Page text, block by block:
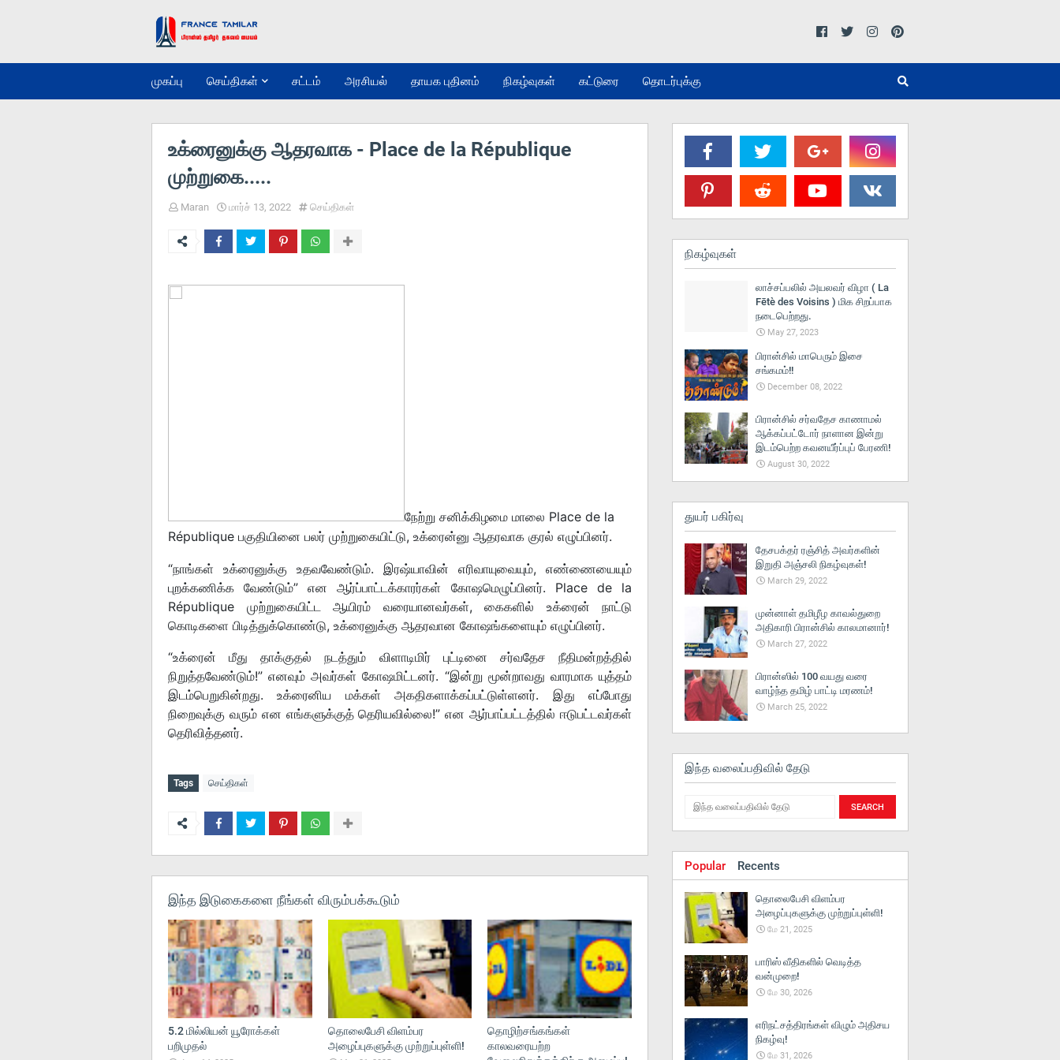
முகப்பு செய்திகள் சட்டம் அரசியல் தாயக புதினம் நிகழ்வுகள் கட்டுரை தொடர்புக்கு
உக்ரைனுக்கு ஆதரவாக - Place de la République
முற்றுகை.....
Maran மார்ச் 13, 2022 செய்திகள்
நேற்று சனிக்கிழமை மாலை Place de la
République பகுதியினை பலர் முற்றுகையிட்டு, உக்ரைன்னு ஆதரவாக குரல் எழுப்பினர்.
“நாங்கள் உக்ரைனுக்கு உதவவேண்டும். இரஷ்யாவின் எரிவாயுவையும், எண்ணையையும்
புறக்கணிக்க வேண்டும்” என ஆர்ப்பாட்டக்காரர்கள் கோஷமெழுப்பினர். Place de la
République முற்றுகையிட்ட ஆயிரம் வரையானவர்கள், கைகளில் உக்ரைன் நாட்டு
கொடிகளை பிடித்துக்கொண்டு, உக்ரைனுக்கு ஆதரவான கோஷங்களையும் எழுப்பினர்.
“உக்ரைன் மீது தாக்குதல் நடத்தும் விளாடிமிர் புட்டினை சர்வதேச நீதிமன்றத்தில்
நிறுத்தவேண்டும்!” எனவும் அவர்கள் கோஷமிட்டனர். “இன்று மூன்றாவது வாரமாக யுத்தம்
இடம்பெறுகின்றது. உக்ரைனிய மக்கள் அகதிகளாக்கப்பட்டுள்ளனர். இது எப்போது
நிறைவுக்கு வரும் என எங்களுக்குத் தெரியவில்லை!” என ஆர்பாப்பட்டத்தில் ஈடுபட்டவர்கள்
தெரிவித்தனர்.
Tags செய்திகள்
இந்த இடுகைகளை நீங்கள் விரும்பக்கூடும்
5.2 மில்லியன் யூரோக்கள்
பறிமுதல்
தொலைபேசி விளம்பர
அழைப்புகளுக்கு முற்றுப்புள்ளி!
தொழிற்சங்கங்கள்
காலவரையற்ற
நிகழ்வுகள்
லாச்சப்பலில் அயலவர் விழா ( La
Fētè des Voisins ) மிக சிறப்பாக
நடைபெற்றது.
May 27, 2023
பிரான்சில் மாபெரும் இசை
சங்கமம்!!
December 08, 2022
பிரான்சில் சர்வதேச காணாமல்
ஆக்கப்பட்டோர் நாளான இன்று
இடம்பெற்ற கவனயீர்ப்புப் பேரணி!
August 30, 2022
துயர் பகிர்வு
தேசபக்தர் ரஞ்சித் அவர்களின்
இறுதி அஞ்சலி நிகழ்வுகள்!
March 29, 2022
முன்னாள் தமிழீழ காவல்துறை
அதிகாரி பிரான்சில் காலமானார்!
March 27, 2022
பிரான்ஸில் 100 வயது வரை
வாழ்ந்த தமிழ் பாட்டி மரணம்!
March 25, 2022
இந்த வலைப்பதிவில் தேடு
Popular Recents
தொலைபேசி விளம்பர
அழைப்புகளுக்கு முற்றுப்புள்ளி!
மே 21, 2025
பாரிஸ் வீதிகளில் வெடித்த
வன்முறை!
மே 30, 2026
எரிநட்சத்திரங்கள் விழும் அதிசய
நிகழ்வு!
மே 31, 2026